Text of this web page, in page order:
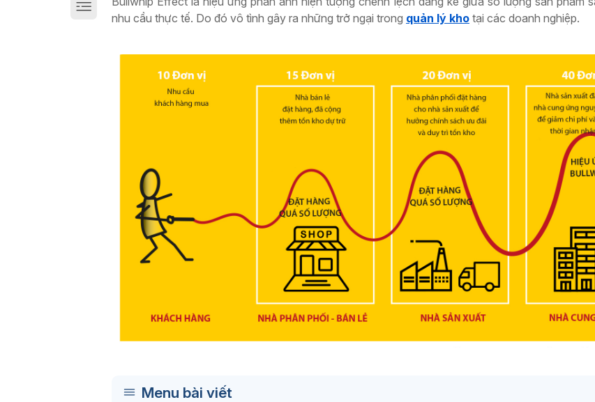
nhu cầu thực tế. Do đó vô tình gây ra những trở ngại trong quản lý khotại các doanh nghiệp.
Menu bài viết